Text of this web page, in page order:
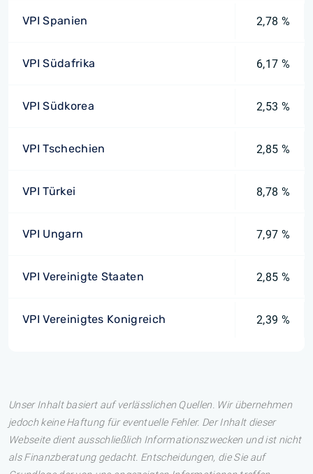
VPI Spanien 2,78 %
VPI Südafrika 6,17 %
VPI Südkorea 2,53 %
VPI Tschechien 2,85 %
VPI Türkei 8,78 %
VPI Ungarn 7,97 %
VPI Vereinigte Staaten 2,85 %
VPI Vereinigtes Konigreich 2,39 %
Unser Inhalt basiert auf verlässlichen Quellen. Wir übernehmen
jedoch keine Haftung für eventuelle Fehler. Der Inhalt dieser
Webseite dient ausschließlich Informationszwecken und ist nicht
als Finanzberatung gedacht. Entscheidungen, die Sie auf